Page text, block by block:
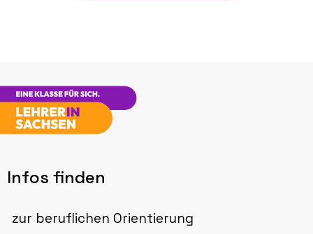
Infos finden
zur beruflichen Orientierung